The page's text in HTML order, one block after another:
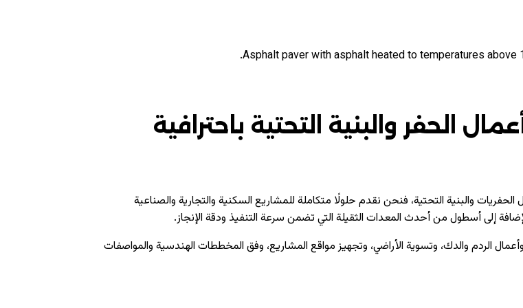
Asphalt paver with asphalt heated to temperatures
الحفر والبنية التحتية باحترافية
والبنية التحتية، فنحن نقدم حلولًا متكاملة للمشاريع السكنية والتجارية والصناعية
إلى أسطول من أحدث المعدات الثقيلة التي تضمن سرعة التنفيذ ودقة الإنجاز.
الردم والدك، وتسوية الأراضي، وتجهيز مواقع المشاريع، وفق المخططات الهندسية والمواصفات